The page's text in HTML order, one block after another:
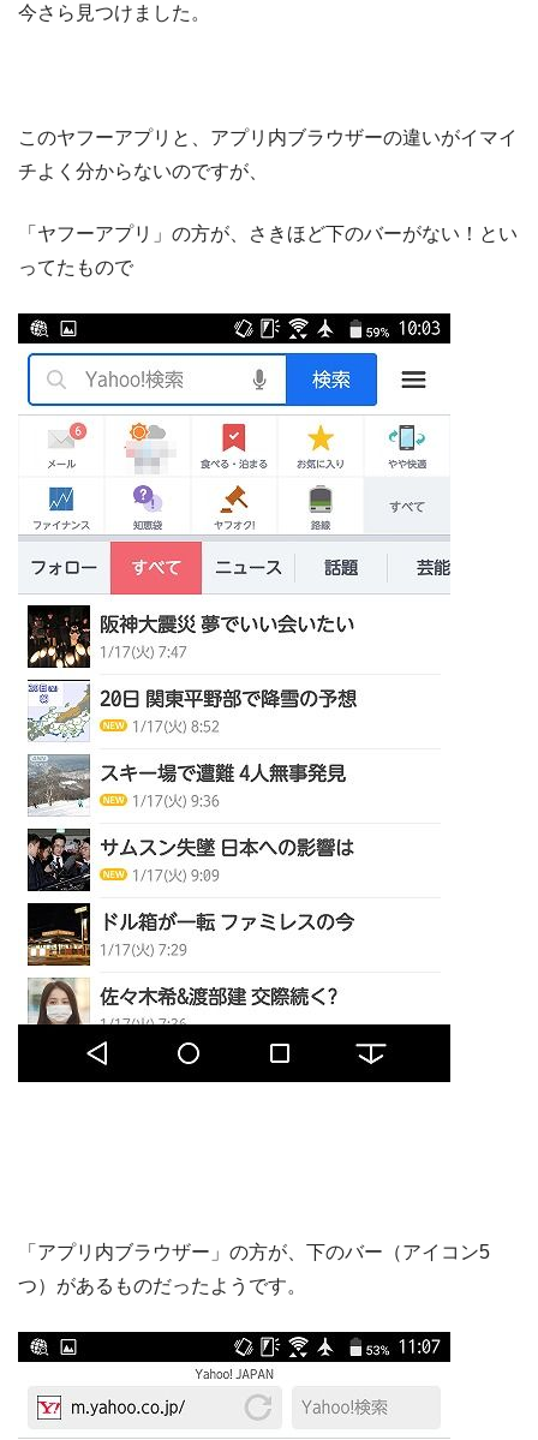
今さら見つけました。
このヤフーアプリと、アプリ内ブラウザーの違いがイマイ
チよく分からないのですが、
「ヤフーアプリ」の方が、さきほど下のバーがない！とい
ってたもので
「アプリ内ブラウザー」の方が、下のバー（アイコン5
つ）があるものだったようです。